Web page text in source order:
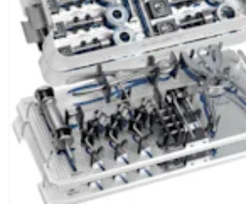
Allograft-OATS®, groß